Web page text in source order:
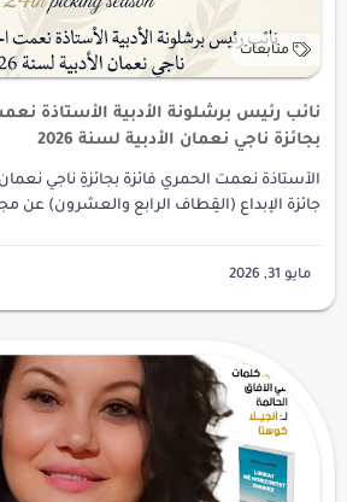
نائب رئيس برشلونة الأدبية الأستاذة
بجائزة ناجي نعمان الأدبية لسنة 2026
جائزة الإبداع (القِطاف الرابع والعشرون) عن